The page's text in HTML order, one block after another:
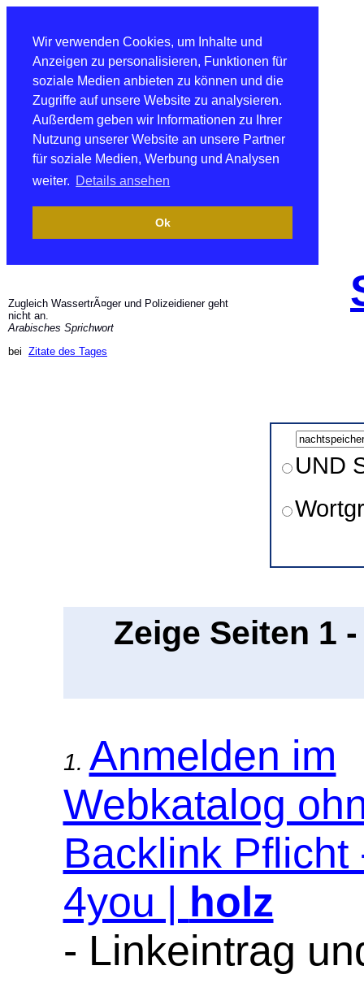
Wir verwenden Cookies, um Inhalte und
Anzeigen zu personalisieren, Funktionen für
soziale Medien anbieten zu können und die
Zugriffe auf unsere Website zu analysieren.
Außerdem geben wir Informationen zu Ihrer
Nutzung unserer Website an unsere Partner
für soziale Medien, Werbung und Analysen
weiter. Details ansehen
Ok
Zugleich WassertrÃ¤ger und Polizeidiener geht
nicht an.
Arabisches Sprichwort
bei Zitate des Tages
UND
Zeige Seiten 1
1. Anmelden im
Webkatalog
Backlink Pflicht
4you |
holz
- Linkeintrag